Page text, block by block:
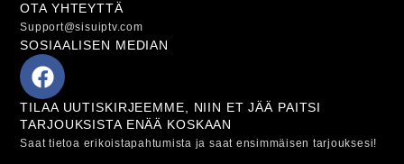
OTA YHTEYTTÄ
Support@sisuiptv.com
SOSIAALISEN MEDIAN
TILAA UUTISKIRJEEMME, NIIN ET JÄÄ PAITSI
TARJOUKSISTA ENÄÄ KOSKAAN
Saat tietoa erikoistapahtumista ja saat ensimmäisen tarjouksesi!